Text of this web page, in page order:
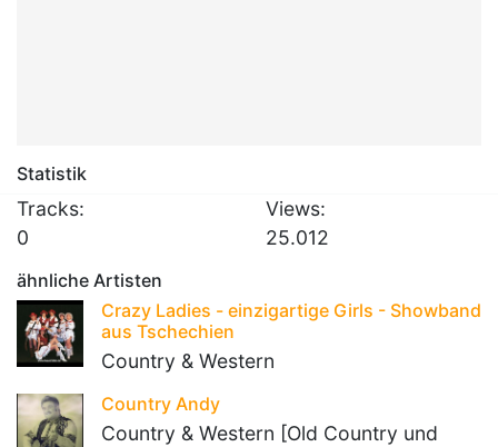
Statistik
Tracks:
0
Views:
25.012
ähnliche Artisten
Crazy Ladies - einzigartige Girls - Showband
aus Tschechien
Country & Western
Country Andy
Country & Western [Old Country und